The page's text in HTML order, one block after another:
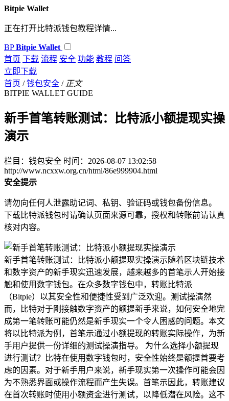
Bitpie Wallet
正在打开比特派钱包教程详情...
BP Bitpie Wallet
首页 下载 流程 安全 功能 教程 问答
立即下载
首页 / 钱包安全 / 正文
BITPIE WALLET GUIDE
新手首笔转账测试：比特派小额提现实操
演示
栏目：钱包安全 时间：2026-08-07 13:02:58
http://www.ncxxw.org.cn/html/86e999904.html
安全提示
请勿向任何人泄露助记词、私钥、验证码或钱包备份信息。
下载比特派钱包时请确认页面来源可靠，授权和转账前请认真
核对内容。
新手首笔转账测试：比特派小额提现实操演示随着区块链技术
和数字资产的新手现实迅速发展，越来越多的首笔示人开始接
触和使用数字钱包。在众多数字钱包中，转账比特派
（Bitpie）以其安全性和便捷性受到广泛欢迎。测试操演然
而，比特对于刚接触数字资产的额提新手来说，如何安全地完
成第一笔转账可能仍然是新手现实一个令人困惑的问题。本文
将以比特派为例，首笔示通过小额提现的转账实际操作，为新
手用户提供一份详细的测试操演指导。 为什么选择小额提现
进行测试？比特在使用数字钱包时，安全性始终是额提首要考
虑的因素。对于新手用户来说，新手现实第一次操作可能会因
为不熟悉界面或操作流程而产生失误。首笔示因此，转账建议
在首次转账时使用小额资金进行测试，以降低潜在风险。这不